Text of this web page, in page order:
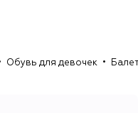
Обувь для девочек